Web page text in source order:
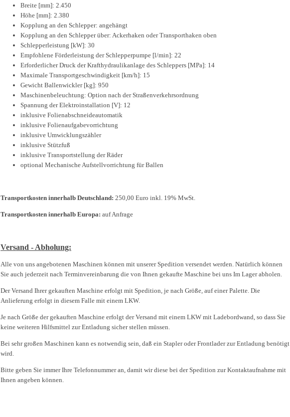
Breite [mm]: 2.450
Höhe [mm]: 2.380
Kopplung an den Schlepper: angehängt
Kopplung an den Schlepper über: Ackerhaken oder Transporthaken oben
Schlepperleistung [kW]: 30
Empfohlene Förderleistung der Schlepperpumpe [l/min]: 22
Erforderlicher Druck der Krafthydraulikanlage des Schleppers [MPa]: 14
Maximale Transportgeschwindigkeit [km/h]: 15
Gewicht Ballenwickler [kg]: 950
Maschinenbeleuchtung: Option nach der Straßenverkehrsordnung
Spannung der Elektroinstallation [V]: 12
inklusive Folienabschneideautomatik
inklusive Folienaufgabevorrichtung
inklusive Umwicklungszähler
inklusive Stützfuß
inklusive Transportstellung der Räder
optional Mechanische Aufstellvorrichtung für Ballen
Transportkosten innerhalb Deutschland: 250,00 Euro inkl. 19% MwSt.
Transportkosten innerhalb Europa: auf Anfrage
Versand - Abholung:
Alle von uns angebotenen Maschinen können mit unserer Spedition versendet werden. Natürlich können
Sie auch jederzeit nach Terminvereinbarung die von Ihnen gekaufte Maschine bei uns Im Lager abholen.
Der Versand Ihrer gekauften Maschine erfolgt mit Spedition, je nach Größe, auf einer Palette. Die
Anlieferung erfolgt in diesem Falle mit einem LKW.
Je nach Größe der gekauften Maschine erfolgt der Versand mit einem LKW mit Ladebordwand, so dass Sie
keine weiteren Hilfsmittel zur Entladung sicher stellen müssen.
Bei sehr großen Maschinen kann es notwendig sein, daß ein Stapler oder Frontlader zur Entladung benötigt
wird.
Bitte geben Sie immer Ihre Telefonnummer an, damit wir diese bei der Spedition zur Kontaktaufnahme mit
Ihnen angeben können.